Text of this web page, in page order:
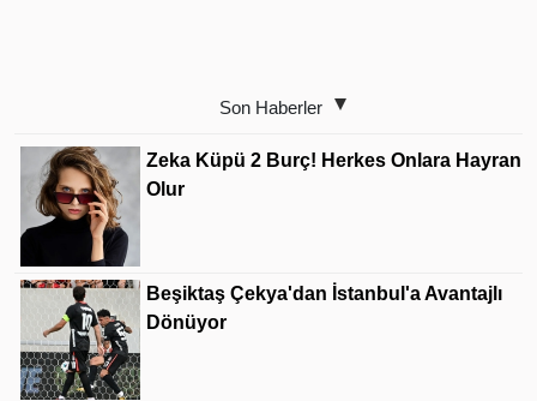
Son Haberler
Zeka Küpü 2 Burç! Herkes Onlara Hayran
Olur
Beşiktaş Çekya'dan İstanbul'a Avantajlı
Dönüyor